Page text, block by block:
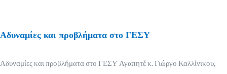
Αδυναμίες και προβλήματα στο ΓΕΣΥ
Αδυναμίες και προβλήματα στο ΓΕΣΥ Αγαπητέ κ. Γιώργο Καλλίνικου,